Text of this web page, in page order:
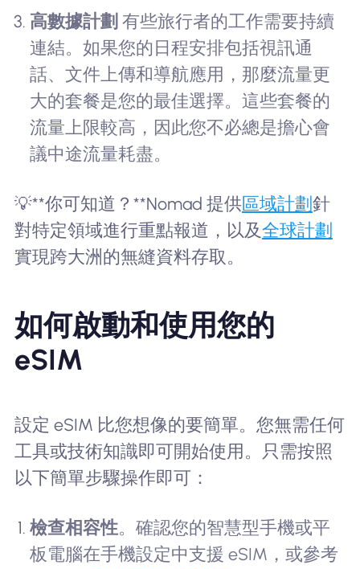
高數據計劃 有些旅行者的工作需要持續
連結。如果您的日程安排包括視訊通
話、文件上傳和導航應用，那麼流量更
大的套餐是您的最佳選擇。這些套餐的
流量上限較高，因此您不必總是擔心會
議中途流量耗盡。
💡**你可知道？**Nomad 提供區域計劃 針
對特定領域進行重點報道，以及全球計劃
實現跨大洲的無縫資料存取。
如何啟動和使用您的
eSIM
設定 eSIM 比您想像的要簡單。您無需任何
工具或技術知識即可開始使用。只需按照
以下簡單步驟操作即可：
檢查相容性。確認您的智慧型手機或平
板電腦在手機設定中支援 eSIM，或參考